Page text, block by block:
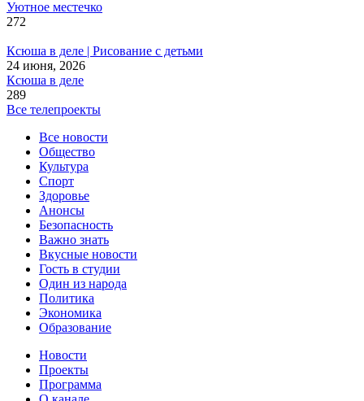
Уютное местечко
272
Ксюша в деле | Рисование с детьми
24 июня, 2026
Ксюша в деле
289
Все телепроекты
Все новости
Общество
Культура
Спорт
Здоровье
Анонсы
Безопасность
Важно знать
Вкусные новости
Гость в студии
Один из народа
Политика
Экономика
Образование
Новости
Проекты
Программа